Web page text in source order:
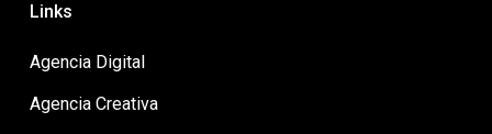
Links
Agencia Digital
Agencia Creativa